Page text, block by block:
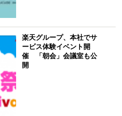
楽天グループ、本社でサ
ービス体験イベント開
催 「朝会」会議室も公
開